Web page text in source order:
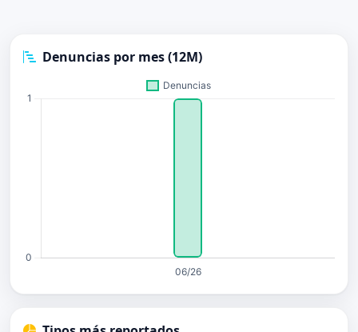
Denuncias por mes (12M)